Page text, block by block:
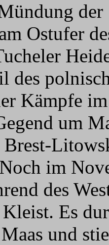
Ostufer
des
Kämpfe
um
im
des
Es
und